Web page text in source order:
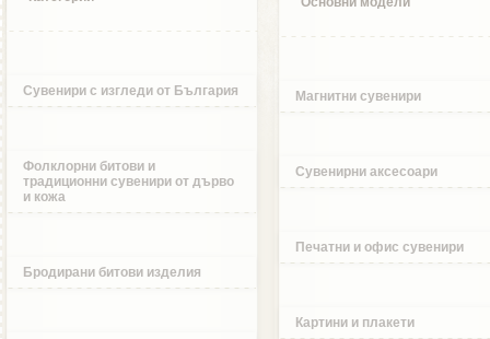
Сувенири с изгледи от България
Фолклорни битови и
традиционни сувенири от дърво
и кожа
Бродирани битови изделия
Магнитни сувенири
Сувенирни аксесоари
Печатни и офис сувенири
Картини и плакети